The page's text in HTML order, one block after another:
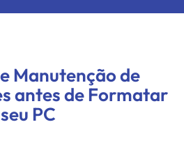
Manutenção de
antes de Formatar
seu PC